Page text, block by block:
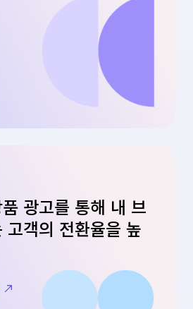
광고를 통해 내 브
고객의 전환율을 높